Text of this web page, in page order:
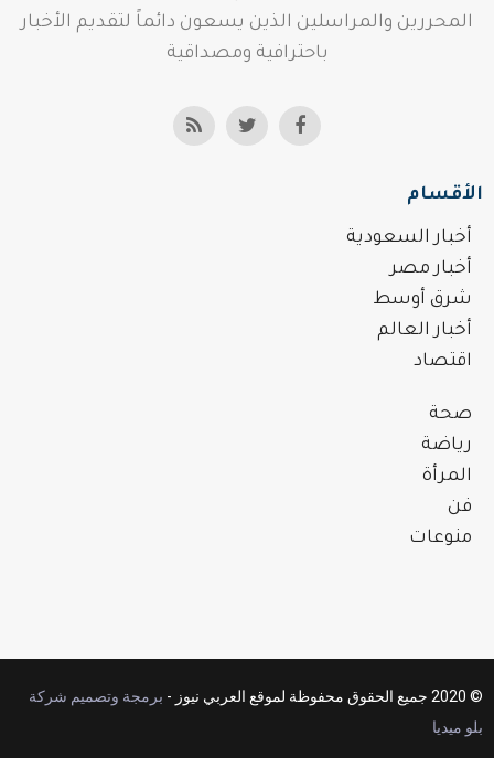
المحررين والمراسلين الذين يسعون دائماً لتقديم الأخبار
باحترافية ومصداقية
الأقسام
أخبار السعودية
أخبار مصر
شرق أوسط
أخبار العالم
اقتصاد
صحة
رياضة
المرأة
فن
منوعات
© 2020 جميع الحقوق محفوظة لموقع العربي نيوز -
برمجة وتصميم شركة
بلو ميديا